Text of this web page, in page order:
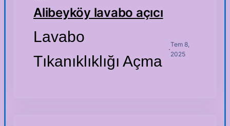
Alibeyköy lavabo açıcı
Lavabo
Tıkanıklıklığı Açma
·
Tem 8,
2025